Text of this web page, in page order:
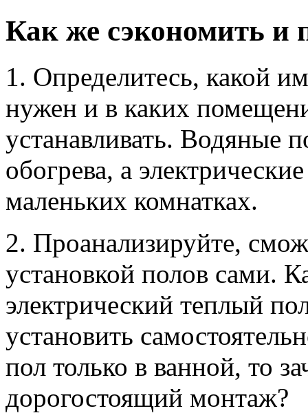
Как же сэкономить и
1. Определитесь, какой
нужен и в каких
устанавливать. Водяные
обогрева, а
маленьких комнатках.
2. Проанализируйте,
установкой полов сами.
электрический теплый
установить
пол только в ванной, то
дорогостоящий монтаж?